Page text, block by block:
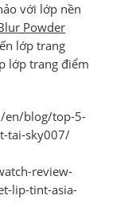
với lớp nền
Powder
lớp trang
lớp trang điểm
en/blog/top-5-
tai-sky007/
review-
lip-tint-asia-